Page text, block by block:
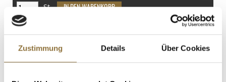
Zustimmung Details Über Cookies
12.2 g
Salz
1 g
Spuren
Sojabohnen
Spuren
St.
Sosa Zitronensäure Pulver, 1 kg
Art.Nr.:39778